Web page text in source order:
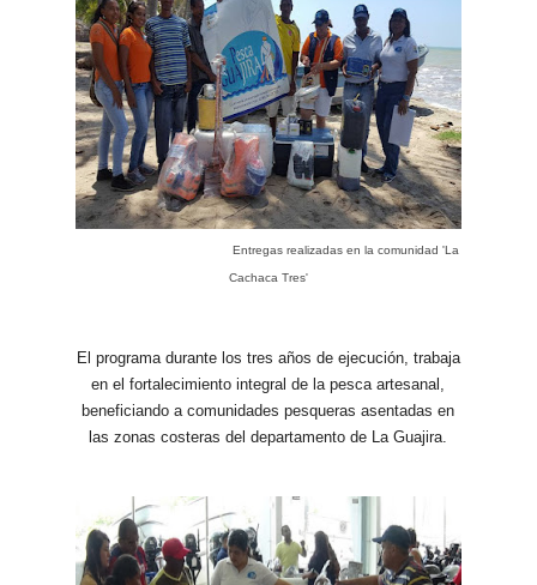
Entregas realizadas en la comunidad 'La
Cachaca Tres'
El programa durante los tres años de ejecución, trabaja
en el fortalecimiento integral de la pesca artesanal,
beneficiando a comunidades pesqueras asentadas en
las zonas costeras del departamento de La Guajira.